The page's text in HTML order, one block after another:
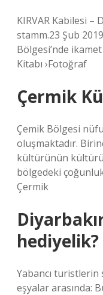
KIRVAR Kabilesi –
stamm.23 Şub
Bölgesi’nde
Kitabı ›Fotoğraf
Çermik
Çemik Bölgesi
oluşmaktadır.
kültürünün
bölgedeki
Çermik
hediyelik?
Yabancı turistlerin
eşyalar arasında: